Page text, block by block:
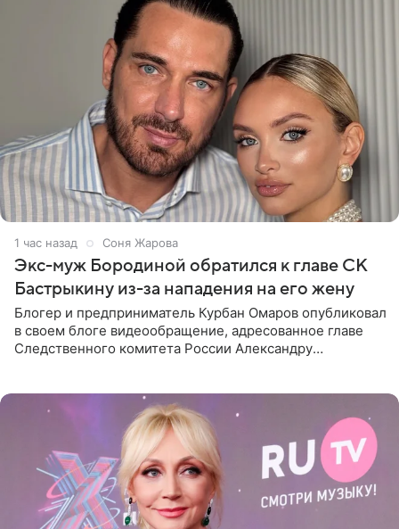
1 час назад Соня Жарова
Экс-муж Бородиной обратился к главе СК
Бастрыкину из-за нападения на его жену
Блогер и предприниматель Курбан Омаров опубликовал
в своем блоге видеообращение, адресованное главе
Следственного комитета России Александру